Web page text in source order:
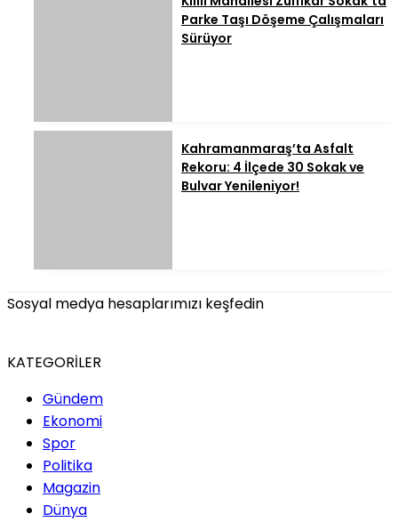
Parke Taşı Döşeme Çalışmaları
Sürüyor
Kahramanmaraş’ta Asfalt
Rekoru: 4 İlçede 30 Sokak ve
Bulvar Yenileniyor!
Sosyal medya hesaplarımızı keşfedin
KATEGORİLER
Gündem
Ekonomi
Spor
Politika
Magazin
Dünya